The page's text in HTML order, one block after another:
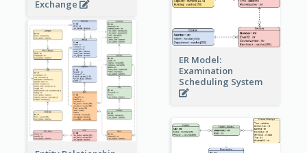
Exchange
ER Model:
Examination
Scheduling System